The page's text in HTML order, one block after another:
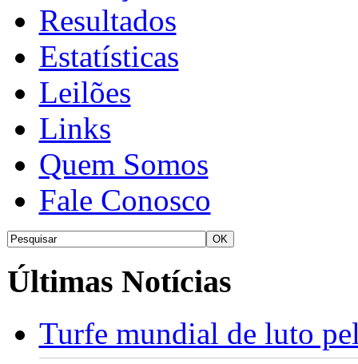
Resultados
Estatísticas
Leilões
Links
Quem Somos
Fale Conosco
Últimas Notícias
Turfe mundial de luto